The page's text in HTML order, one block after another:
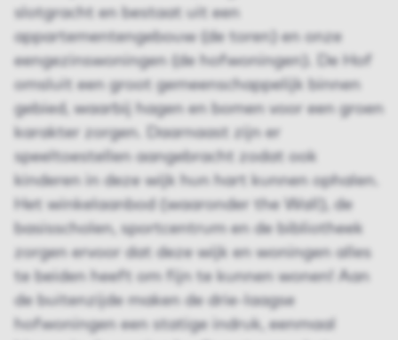
slotgracht en bestaat uit een
appartementengebouw (de toren) en onze
eengezinswoningen (de hofwoningen). De Hof
omsluit een groot gemeenschappelijk binnen
gebied, waarbij hagen en bomen voor een groen
karakter zorgen. Daarnaast zijn er
speeltoestellen aangebracht zodat ook
kinderen in deze wijk hun hart kunnen ophalen.
Het winkelaanbod (waaronder the Wall), de
basisscholen, sportcentrum en de bibliotheek
zorgen ervoor dat deze wijk en woningen alles
te beiden heeft om fijn te kunnen wonen! Aan
de buitenzijde maken de drie-laagse
hofwoningen een statige indruk, eenmaal